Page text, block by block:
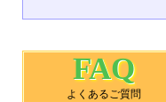
FAQ
よくあるご質問